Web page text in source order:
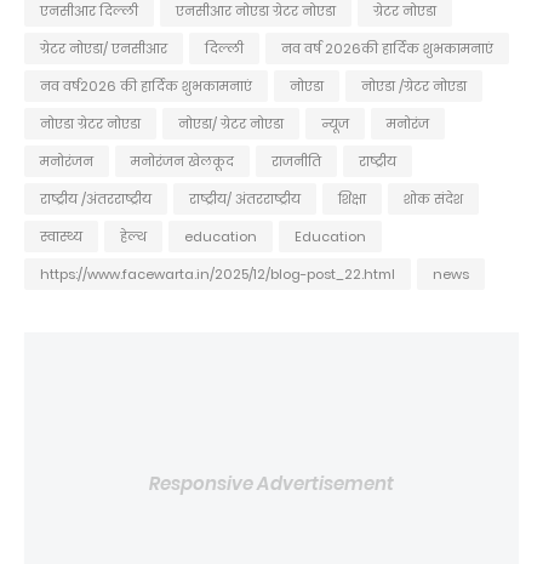
एनसीआर दिल्ली
एनसीआर नोएडा ग्रेटर नोएडा
ग्रेटर नोएडा
ग्रेटर नोएडा/ एनसीआर
दिल्ली
नव वर्ष 2026की हार्दिक शुभकामनाएं
नव वर्ष2026 की हार्दिक शुभकामनाएं
नोएडा
नोएडा /ग्रेटर नोएडा
नोएडा ग्रेटर नोएडा
नोएडा/ ग्रेटर नोएडा न्यूज
मनोरंज
मनोरंजन
मनोरंजन खेलकूद राजनीति
राष्ट्रीय
राष्ट्रीय /अंतरराष्ट्रीय
राष्ट्रीय/ अंतरराष्ट्रीय शिक्षा
शोक संदेश
स्वास्थ्य
हेल्थ education
Education
https://www.facewarta.in/2025/12/blog-post_22.html
news
Responsive Advertisement